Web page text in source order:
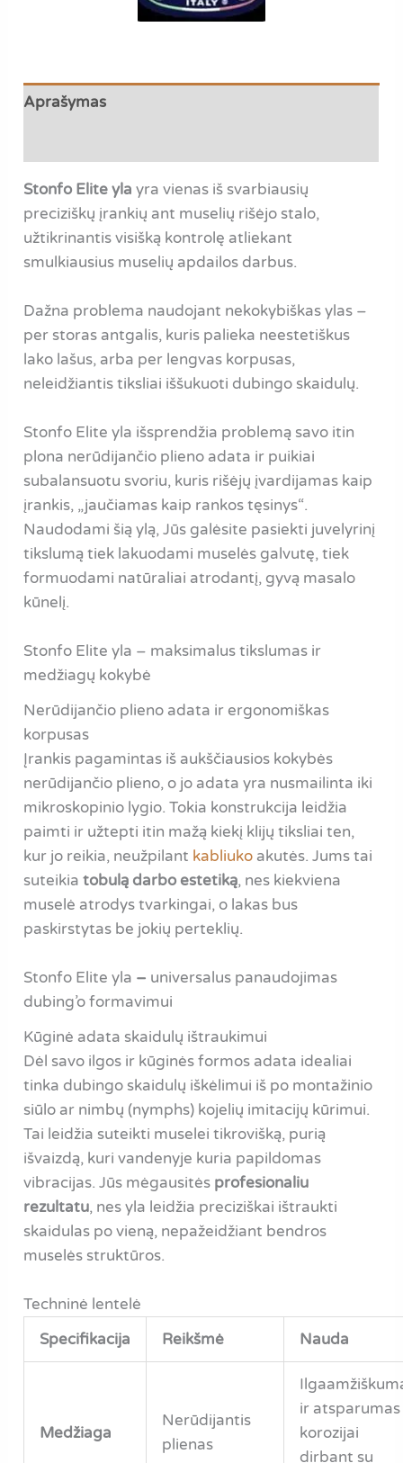
Aprašymas
Stonfo Elite yla yra vienas iš svarbiausių
preciziškų įrankių ant muselių rišėjo stalo,
užtikrinantis visišką kontrolę atliekant
smulkiausius muselių apdailos darbus.
Dažna problema naudojant nekokybiškas ylas –
per storas antgalis, kuris palieka neestetiškus
lako lašus, arba per lengvas korpusas,
neleidžiantis tiksliai iššukuoti dubingo skaidulų.
Stonfo Elite yla išsprendžia problemą savo itin
plona nerūdijančio plieno adata ir puikiai
subalansuotu svoriu, kuris rišėjų įvardijamas kaip
įrankis, „jaučiamas kaip rankos tęsinys“.
Naudodami šią ylą, Jūs galėsite pasiekti juvelyrinį
tikslumą tiek lakuodami muselės galvutę, tiek
formuodami natūraliai atrodantį, gyvą masalo
kūnelį.
Stonfo Elite yla – maksimalus tikslumas ir
medžiagų kokybė
Nerūdijančio plieno adata ir ergonomiškas
korpusas
Įrankis pagamintas iš aukščiausios kokybės
nerūdijančio plieno, o jo adata yra nusmailinta iki
mikroskopinio lygio. Tokia konstrukcija leidžia
paimti ir užtepti itin mažą kiekį klijų tiksliai ten,
kur jo reikia, neužpilant kabliuko akutės. Jums tai
suteikiatobulą darbo estetiką, nes kiekviena
muselė atrodys tvarkingai, o lakas bus
paskirstytas be jokių perteklių.
Stonfo Elite yla – universalus panaudojimas
dubing’o formavimui
Kūginė adata skaidulų ištraukimui
Dėl savo ilgos ir kūginės formos adata idealiai
tinka dubingo skaidulų iškėlimui iš po montažinio
siūlo ar nimbų (nymphs) kojelių imitacijų kūrimui.
Tai leidžia suteikti muselei tikrovišką, purią
išvaizdą, kuri vandenyje kuria papildomas
vibracijas. Jūs mėgausitės profesionaliu
rezultatu, nes yla leidžia preciziškai ištraukti
skaidulas po vieną, nepažeidžiant bendros
muselės struktūros.
Techninė lentelė
Specifikacija
Reikšmė Nauda
Medžiaga
Nerūdijantis
plienas
ir atsparumas
korozijai
dirbant su